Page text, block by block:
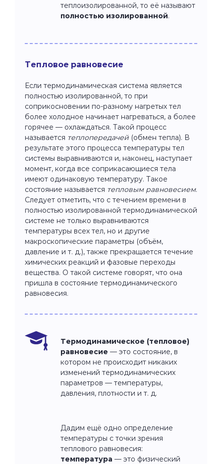
теплоизолированной, то её называют
полностью изолированной.
Тепловое равновесие
Если термодинамическая система является
полностью изолированной, то при
соприкосновении по-разному нагретых тел
более холодное начинает нагреваться, а более
горячее — охлаждаться. Такой процесс
называется теплопередачей (обмен тепла). В
результате этого процесса температуры тел
системы выравниваются и, наконец, наступает
момент, когда все соприкасающиеся тела
имеют одинаковую температуру. Такое
состояние называется тепловым равновесием.
Следует отметить, что с течением времени в
полностью изолированной термодинамической
системе не только выравниваются
температуры всех тел, но и другие
макроскопические параметры (объём,
давление и т. д.), также прекращается течение
химических реакций и фазовые переходы
вещества. О такой системе говорят, что она
пришла в состояние термодинамического
равновесия.
Термодинамическое (тепловое)
равновесие — это состояние, в
котором не происходит никаких
изменений термодинамических
параметров — температуры,
давления, плотности и т. д.
Дадим ещё одно определение
температуры с точки зрения
теплового равновесия:
температура — это физический